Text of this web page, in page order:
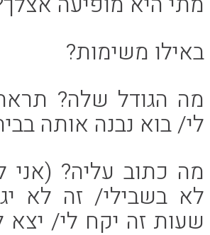
באילו משימות?
מה הגודל שלה?
לי/ בוא נבנה אותה
מה כתוב עליה? (אני
לא בשבילי/ זה לא
שעות זה יקח לי/ יצא